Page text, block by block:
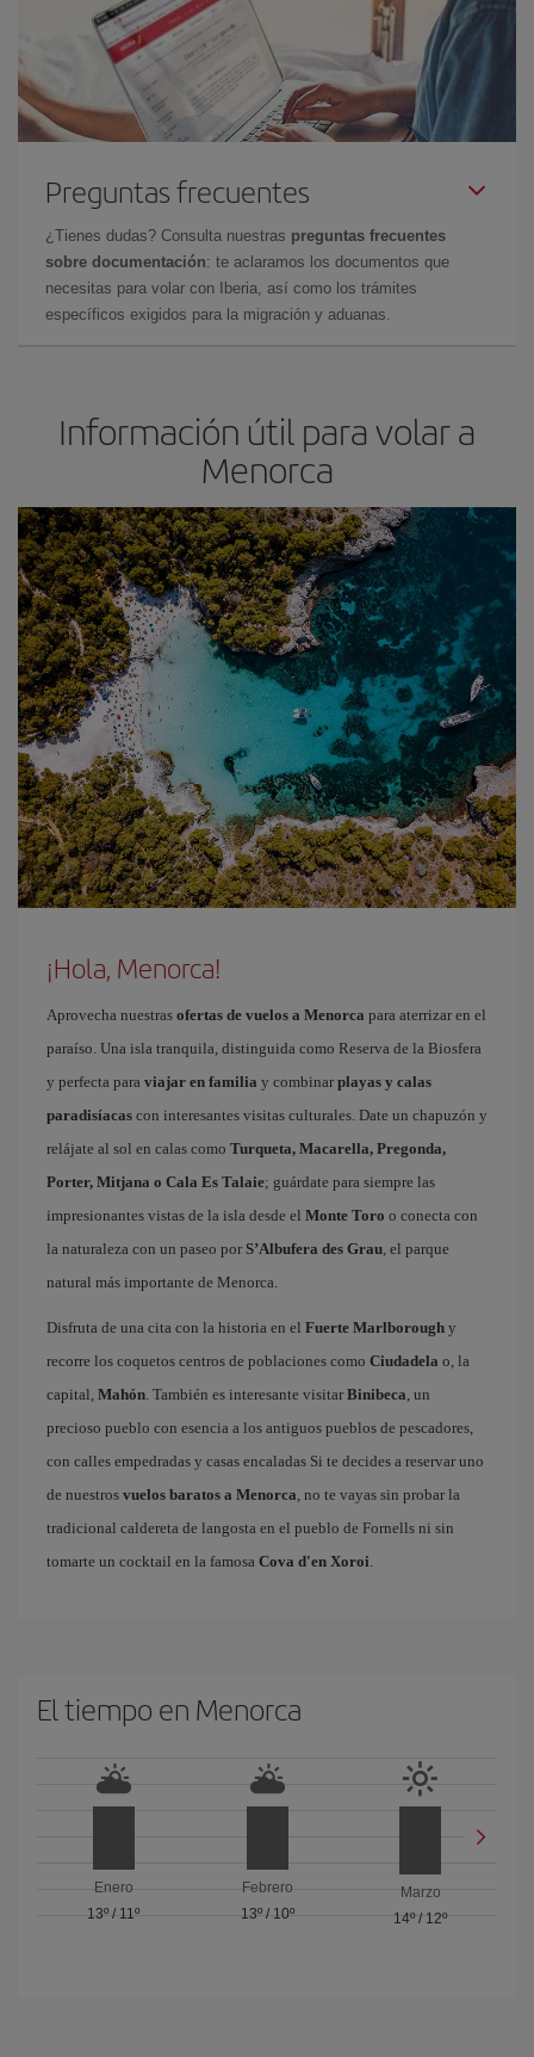
Preguntas frecuentes
¿Tienes dudas? Consulta nuestras preguntas frecuentes
sobre documentación: te aclaramos los documentos que
necesitas para volar con Iberia, así como los trámites
específicos exigidos para la migración y aduanas.
Información útil para volar a
Menorca
¡Hola, Menorca!
Aprovecha nuestras ofertas de vuelos a Menorca para aterrizar en el
paraíso. Una isla tranquila, distinguida como Reserva de la Biosfera
y perfecta para viajar en familia y combinar playas y calas
paradisíacas con interesantes visitas culturales. Date un chapuzón y
relájate al sol en calas como Turqueta, Macarella, Pregonda,
Porter, Mitjana o Cala Es Talaie; guárdate para siempre las
impresionantes vistas de la isla desde el Monte Toro o conecta con
la naturaleza con un paseo por S’Albufera des Grau, el parque
natural más importante de Menorca.
Disfruta de una cita con la historia en el Fuerte Marlborough y
recorre los coquetos centros de poblaciones como Ciudadela o, la
capital, Mahón. También es interesante visitar Binibeca, un
precioso pueblo con esencia a los antiguos pueblos de pescadores,
con calles empedradas y casas encaladas Si te decides a reservar uno
de nuestros vuelos baratos a Menorca, no te vayas sin probar la
tradicional caldereta de langosta en el pueblo de Fornells ni sin
tomarte un cocktail en la famosa Cova d'en Xoroi.
El tiempo en Menorca
Enero
13º / 11º
Febrero
13º/ 10º
Marzo
14º/ 12º